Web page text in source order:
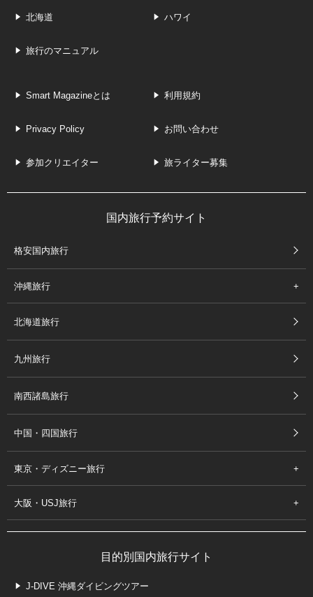
北海道 ハワイ
旅行のマニュアル
Smart Magazineとは 利用規約
Privacy Policy お問い合わせ
参加クリエイター 旅ライター募集
国内旅行予約サイト
格安国内旅行
沖縄旅行
北海道旅行
九州旅行
南西諸島旅行
中国・四国旅行
東京・ディズニー旅行
大阪・USJ旅行
目的別国内旅行サイト
J-DIVE 沖縄ダイビングツアー